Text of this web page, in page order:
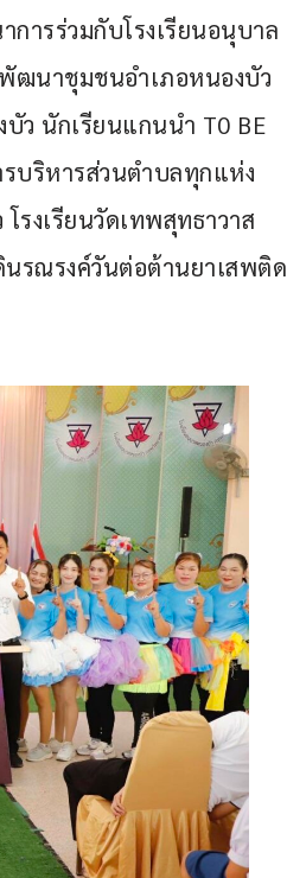
ารร่วมกับโรงเรียนอนุบาล
ฒนาชุมชนอำเภอหนองบัว
ว นักเรียนแกนนำ T0 BE
รบริหารส่วนตำบลทุกแห่ง
งเรียนวัดเทพสุทธาวาส
รณรงค์วันต่อต้านยาเสพติด